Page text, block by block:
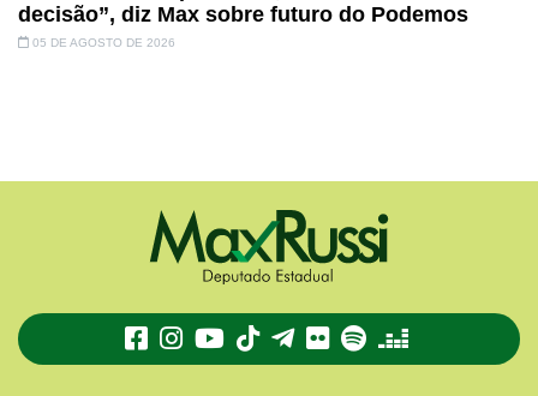
decisão”, diz Max sobre futuro do Podemos
05 DE AGOSTO DE 2026
TikTokTelegram
FlickrSpotifyDeezer